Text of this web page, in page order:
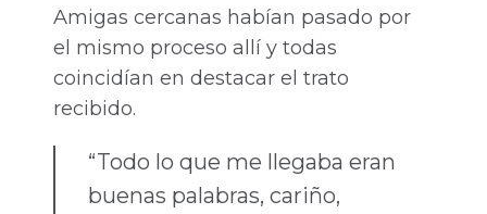
Amigas cercanas habían pasado por
el mismo proceso allí y todas
coincidían en destacar el trato
recibido.
“Todo lo que me llegaba eran
buenas palabras, cariño,